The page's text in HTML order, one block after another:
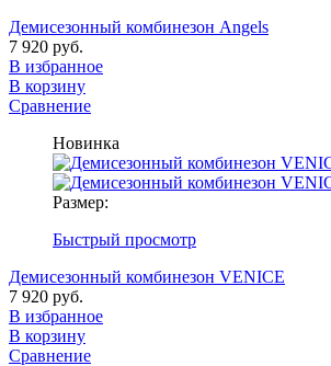
Демисезонный комбинезон Angels
7 920 руб.
В избранное
В корзину
Сравнение
Новинка
Размер:
Быстрый просмотр
Демисезонный комбинезон VENICE
7 920 руб.
В избранное
В корзину
Сравнение